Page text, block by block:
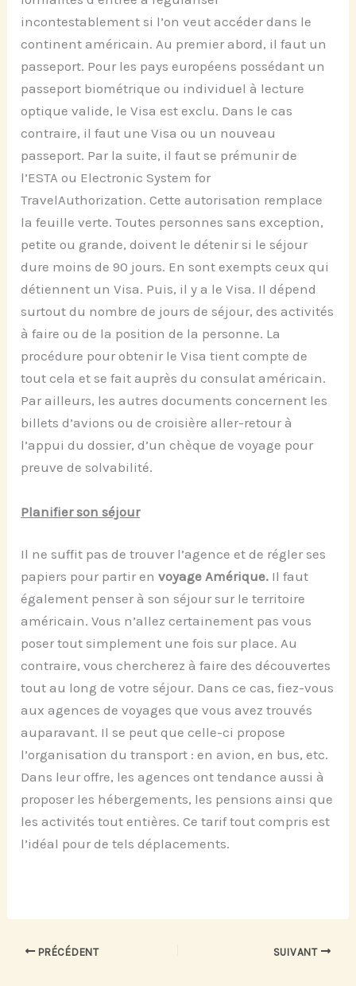
incontestablement si l’on veut accéder dans le
continent américain. Au premier abord, il faut un
passeport. Pour les pays européens possédant un
passeport biométrique ou individuel à lecture
optique valide, le Visa est exclu. Dans le cas
contraire, il faut une Visa ou un nouveau
passeport. Par la suite, il faut se prémunir de
l’ESTA ou Electronic System for
TravelAuthorization. Cette autorisation remplace
la feuille verte. Toutes personnes sans exception,
petite ou grande, doivent le détenir si le séjour
dure moins de 90 jours. En sont exempts ceux qui
détiennent un Visa. Puis, il y a le Visa. Il dépend
surtout du nombre de jours de séjour, des activités
à faire ou de la position de la personne. La
procédure pour obtenir le Visa tient compte de
tout cela et se fait auprès du consulat américain.
Par ailleurs, les autres documents concernent les
billets d’avions ou de croisière aller-retour à
l’appui du dossier, d’un chèque de voyage pour
preuve de solvabilité.
Planifier son séjour
Il ne suffit pas de trouver l’agence et de régler ses
papiers pour partir envoyage Amérique. Il faut
également penser à son séjour sur le territoire
américain. Vous n’allez certainement pas vous
poser tout simplement une fois sur place. Au
contraire, vous chercherez à faire des découvertes
tout au long de votre séjour. Dans ce cas, fiez-vous
aux agences de voyages que vous avez trouvés
auparavant. Il se peut que celle-ci propose
l’organisation du transport : en avion, en bus, etc.
Dans leur offre, les agences ont tendance aussi à
proposer les hébergements, les pensions ainsi que
les activités tout entières. Ce tarif tout compris est
l’idéal pour de tels déplacements.
PRÉCÉDENT SUIVANT